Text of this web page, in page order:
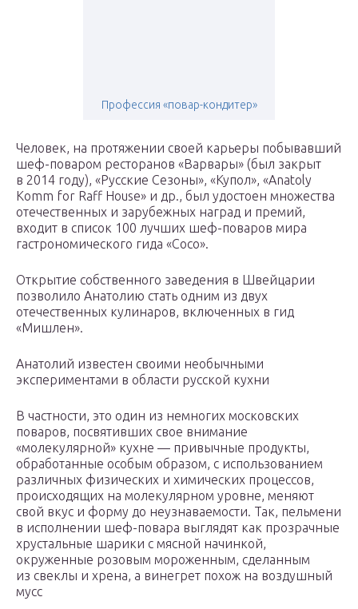
Профессия «повар-кондитер»
Человек, на протяжении своей карьеры побывавший
шеф-поваром ресторанов «Варвары» (был закрыт
в 2014 году), «Русские Сезоны», «Купол», «Anatoly
Komm for Raff House» и др., был удостоен множества
отечественных и зарубежных наград и премий,
входит в список 100 лучших шеф-поваров мира
гастрономического гида «Coco».
Открытие собственного заведения в Швейцарии
позволило Анатолию стать одним из двух
отечественных кулинаров, включенных в гид
«Мишлен».
Анатолий известен своими необычными
экспериментами в области русской кухни
В частности, это один из немногих московских
поваров, посвятивших свое внимание
«молекулярной» кухне — привычные продукты,
обработанные особым образом, с использованием
различных физических и химических процессов,
происходящих на молекулярном уровне, меняют
свой вкус и форму до неузнаваемости. Так, пельмени
в исполнении шеф-повара выглядят как прозрачные
хрустальные шарики с мясной начинкой,
окруженные розовым мороженным, сделанным
из свеклы и хрена, а винегрет похож на воздушный
мусс